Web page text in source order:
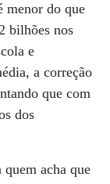
menor do que
bilhões nos
e
a correção
que com
dos
quem acha que